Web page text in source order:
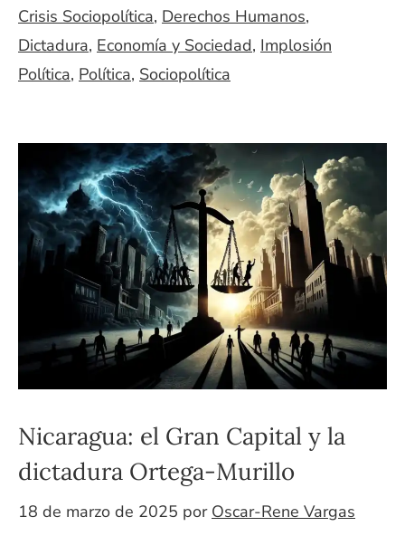
Crisis Sociopolítica, Derechos Humanos,
Dictadura, Economía y Sociedad, Implosión
Política, Política, Sociopolítica
Nicaragua: el Gran Capital y la
dictadura Ortega-Murillo
18 de marzo de 2025 por Oscar-Rene Vargas